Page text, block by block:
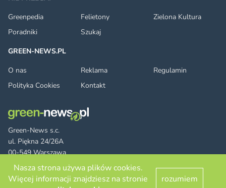
Green-News s.c.
ul. Piękna 24/26A
00-549 Warszawa
FacebookTwitter LinkedIn
RSS
© 2026 green-news.pl. All rights reserved.
Greenpedia
Felietony
Zielona Kultura
Poradniki
Szukaj
GREEN-NEWS.PL
O nas
Reklama
Regulamin
Polityka Cookies
Kontakt
Nasza strona używa plików cookies.
Więcej informacji znajdziesz na stronie
rozumiem